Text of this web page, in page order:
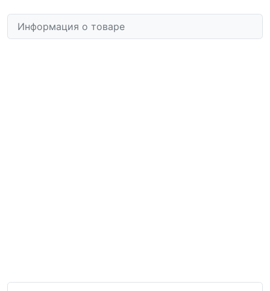
Информация о товаре